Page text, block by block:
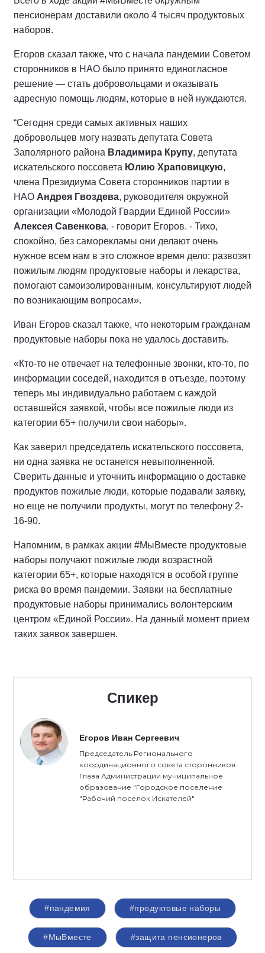
пенсионерам доставили около 4 тысяч продуктовых
наборов.
Егоров сказал также, что с начала пандемии Советом
сторонников в НАО было принято единогласное
решение — стать добровольцами и оказывать
адресную помощь людям, которые в ней нуждаются.
“Сегодня среди самых активных наших
добровольцев могу назвать депутата Совета
Заполярного района Владимира Крупу, депутата
искательского поссовета Юлию Храповицкую,
члена Президиума Совета сторонников партии в
НАО Андрея Гвоздева, руководителя окружной
организации «Молодой Гвардии Единой России»
Алексея Савенкова, - говорит Егоров. - Тихо,
спокойно, без саморекламы они делают очень
нужное всем нам в это сложное время дело: развозят
пожилым людям продуктовые наборы и лекарства,
помогают самоизолированным, консультируют людей
по возникающим вопросам».
Иван Егоров сказал также, что некоторым гражданам
продуктовые наборы пока не удалось доставить.
«Кто-то не отвечает на телефонные звонки, кто-то, по
информации соседей, находится в отъезде, поэтому
теперь мы индивидуально работаем с каждой
оставшейся заявкой, чтобы все пожилые люди из
категории 65+ получили свои наборы».
Как заверил председатель искательского поссовета,
ни одна заявка не останется невыполненной.
Сверить данные и уточнить информацию о доставке
продуктов пожилые люди, которые подавали заявку,
но еще не получили продукты, могут по телефону 2-
16-90.
Напомним, в рамках акции #МыВместе продуктовые
наборы получают пожилые люди возрастной
категории 65+, которые находятся в особой группе
риска во время пандемии. Заявки на бесплатные
продуктовые наборы принимались волонтерским
центром «Единой России». На данный момент прием
таких заявок завершен.
Спикер
Егоров Иван Сергеевич
Председатель Регионального
координационного совета сторонников.
Глава Администрации муниципальное
образование "Городское поселение
"Рабочий поселок Искателей"
#пандемия #продуктовые наборы
#МыВместе #защита пенсионеров